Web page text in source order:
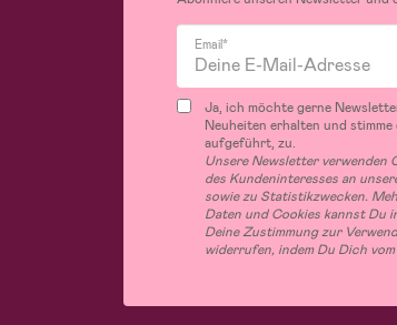
Email*
Ja, ich möchte gerne
Neuheiten erhalten und
aufgeführt, zu.
Unsere Newsletter verwenden
des Kundeninteresses an
sowie zu Statistikzwecken.
Daten und Cookies kannst Du
Deine Zustimmung zur
widerrufen, indem Du Dich